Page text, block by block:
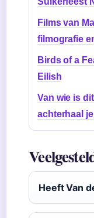
Films van
filmografie
Birds of a
Eilish
Van wie is
achterhaal
Heeft Van